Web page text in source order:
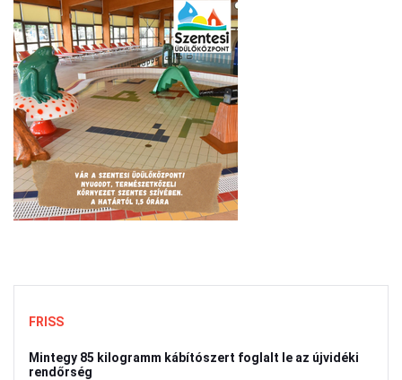
FRISS
Mintegy 85 kilogramm kábítószert foglalt le az újvidéki
rendőrség